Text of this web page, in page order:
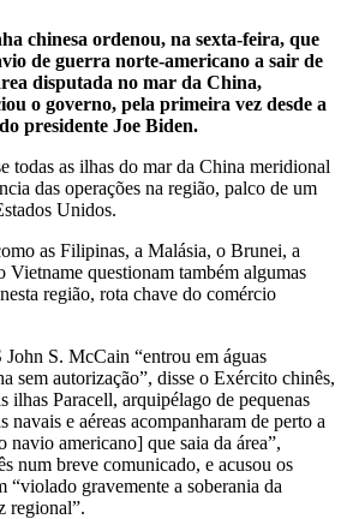
chinesa ordenou, na sexta-feira, que
de guerra norte-americano a sair de
disputada no mar da China,
o governo, pela primeira vez desde a
presidente Joe Biden.
todas as ilhas do mar da China meridional
das operações na região, palco de um
Unidos.
as Filipinas, a Malásia, o Brunei, a
Vietname questionam também algumas
região, rota chave do comércio
S. McCain “entrou em águas
sem autorização”, disse o Exército chinês,
ilhas Paracell, arquipélago de pequenas
navais e aéreas acompanharam de perto a
navio americano] que saia da área”,
num breve comunicado, e acusou os
“violado gravemente a soberania da
regional”.